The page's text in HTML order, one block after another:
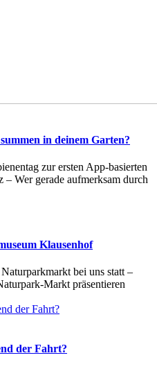
in deinem Garten?
zur ersten App-basierten
Wer gerade aufmerksam durch
Klausenhof
bei uns statt –
Markt präsentieren
der Fahrt?